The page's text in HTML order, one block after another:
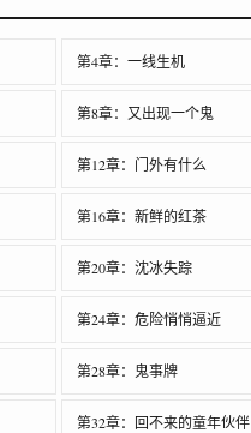
第4章：一线生机
第8章：又出现一个鬼
第12章：门外有什么
第16章：新鲜的红茶
第20章：沈冰失踪
第24章：危险悄悄逼近
第28章：鬼事牌
第32章：回不来的童年伙伴